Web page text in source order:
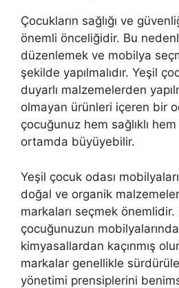
Çocukların sağlığı ve
önemli önceliğidir. Bu
düzenlemek ve mobilya
şekilde yapılmalıdır. Yeşil
duyarlı malzemelerden
olmayan ürünleri içeren bir
çocuğunuz hem sağlıklı
ortamda büyüyebilir.
Yeşil çocuk odası
doğal ve organik
markaları seçmek önemlidir.
çocuğunuzun
kimyasallardan kaçınmış
markalar genellikle
yönetimi prensiplerini